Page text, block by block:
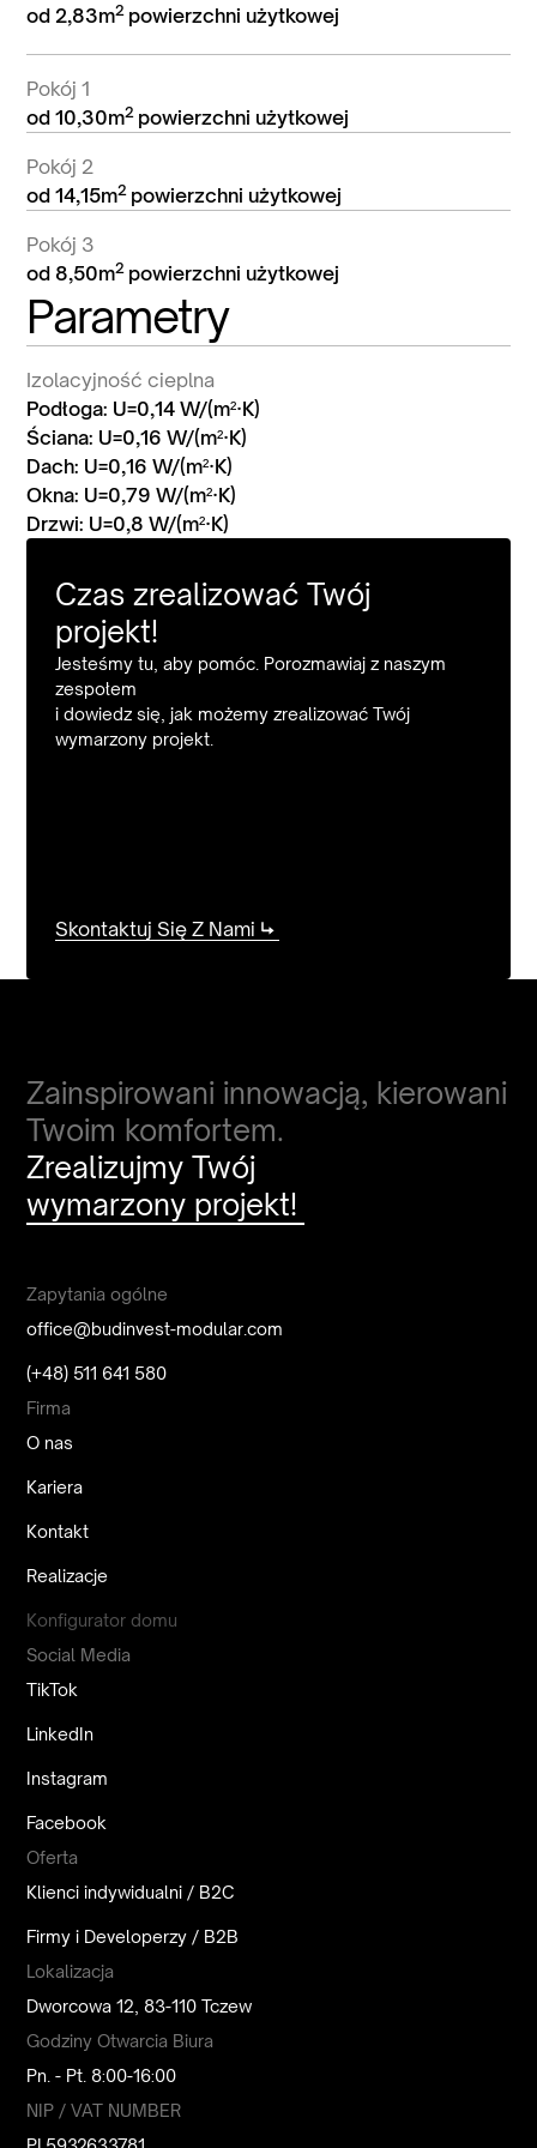
od 2,83m2 powierzchni użytkowej
Pokój 1
od 10,30m2 powierzchni użytkowej
Pokój 2
od 14,15m2 powierzchni użytkowej
Pokój 3
od 8,50m2 powierzchni użytkowej
Parametry
Izolacyjność cieplna
Podłoga: U=0,14 W/(m²·K)
Ściana: U=0,16 W/(m²·K)
Dach: U=0,16 W/(m²·K)
Okna: U=0,79 W/(m²·K)
Drzwi: U=0,8 W/(m²·K)
Czas zrealizować Twój
projekt!
Jesteśmy tu, aby pomóc. Porozmawiaj z naszym
zespołem
i dowiedz się, jak możemy zrealizować Twój
wymarzony projekt.
Skontaktuj Się Z Nami
Zainspirowani innowacją, kierowani
Twoim komfortem.
Zrealizujmy Twój
wymarzony projekt!
Zapytania ogólne
office@budinvest-modular.com
(+48) 511 641 580
Firma
O nas
Kariera
Kontakt
Realizacje
Konfigurator domu
Social Media
TikTok
LinkedIn
Instagram
Facebook
Oferta
Klienci indywidualni / B2C
Firmy i Developerzy / B2B
Lokalizacja
Dworcowa 12, 83-110 Tczew
Godziny Otwarcia Biura
Pn. - Pt. 8:00-16:00
NIP / VAT NUMBER